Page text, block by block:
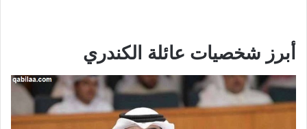
أبرز شخصيات عائلة الكندري